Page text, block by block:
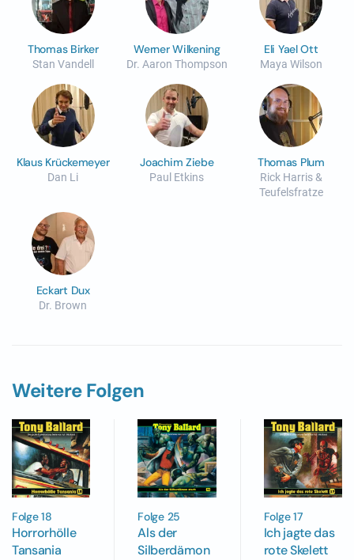
Thomas Birker
Stan Vandell
Werner Wilkening
Dr. Aaron Thompson
Eli Yael Ott
Maya Wilson
Klaus Krückemeyer
Dan Li
Joachim Ziebe
Paul Etkins
Thomas Plum
Rick Harris &
Teufelsfratze
Eckart Dux
Dr. Brown
Weitere Folgen
Folge 18
Horrorhölle
Tansania
Folge 25
Als der
Silberdämon
Folge 17
Ich jagte das
rote Skelett